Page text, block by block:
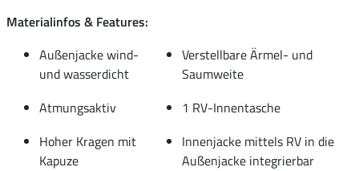
Materialinfos & Features:
Außenjacke wind-
und wasserdicht
Verstellbare Ärmel- und
Saumweite
Atmungsaktiv
1 RV-Innentasche
Hoher Kragen mit
Kapuze
Innenjacke mittels RV in die
Außenjacke integrierbar